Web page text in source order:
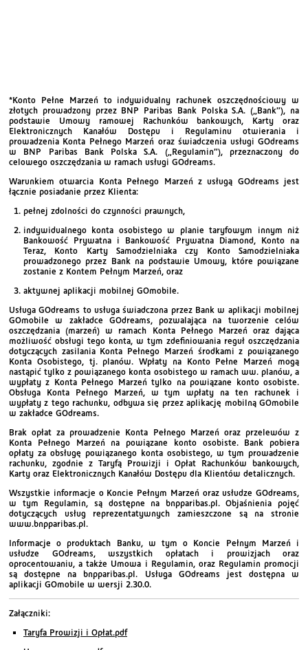
*Konto Pełne Marzeń to indywidualny rachunek oszczędnościowy w
złotych prowadzony przez BNP Paribas Bank Polska S.A. („Bank”), na
podstawie Umowy ramowej Rachunków bankowych, Karty oraz
Elektronicznych Kanałów Dostępu i Regulaminu otwierania i
prowadzenia Konta Pełnego Marzeń oraz świadczenia usługi GOdreams
w BNP Paribas Bank Polska S.A. („Regulamin”), przeznaczony do
celowego oszczędzania w ramach usługi GOdreams.
Warunkiem otwarcia Konta Pełnego Marzeń z usługą GOdreams jest
łącznie posiadanie przez Klienta:
pełnej zdolności do czynności prawnych,
indywidualnego konta osobistego w planie taryfowym innym niż
Bankowość Prywatna i Bankowość Prywatna Diamond, Konto na
Teraz, Konto Karty Samodzielniaka czy Konto Samodzielniaka
prowadzonego przez Bank na podstawie Umowy, które powiązane
zostanie z Kontem Pełnym Marzeń, oraz
aktywnej aplikacji mobilnej GOmobile.
Usługa GOdreams to usługa świadczona przez Bank w aplikacji mobilnej
GOmobile w zakładce GOdreams, pozwalająca na tworzenie celów
oszczędzania (marzeń) w ramach Konta Pełnego Marzeń oraz dająca
możliwość obsługi tego konta, w tym zdefiniowania reguł oszczędzania
dotyczących zasilania Konta Pełnego Marzeń środkami z powiązanego
Konta Osobistego, tj. planów. Wpłaty na Konto Pełne Marzeń mogą
nastąpić tylko z powiązanego konta osobistego w ramach ww. planów, a
wypłaty z Konta Pełnego Marzeń tylko na powiązane konto osobiste.
Obsługa Konta Pełnego Marzeń, w tym wpłaty na ten rachunek i
wypłaty z tego rachunku, odbywa się przez aplikację mobilną GOmobile
w zakładce GOdreams.
Brak opłat za prowadzenie Konta Pełnego Marzeń oraz przelewów z
Konta Pełnego Marzeń na powiązane konto osobiste. Bank pobiera
opłaty za obsługę powiązanego konta osobistego, w tym prowadzenie
rachunku, zgodnie z Taryfą Prowizji i Opłat Rachunków bankowych,
Karty oraz Elektronicznych Kanałów Dostępu dla Klientów detalicznych.
Wszystkie informacje o Koncie Pełnym Marzeń oraz usłudze GOdreams,
w tym Regulamin, są dostępne na bnpparibas.pl. Objaśnienia pojęć
dotyczących usług reprezentatywnych zamieszczone są na stronie
www.bnpparibas.pl.
Informacje o produktach Banku, w tym o Koncie Pełnym Marzeń i
usłudze GOdreams, wszystkich opłatach i prowizjach oraz
oprocentowaniu, a także Umowa i Regulamin, oraz Regulamin promocji
są dostępne na bnpparibas.pl. Usługa GOdreams jest dostępna w
aplikacji GOmobile w wersji 2.30.0.
Załączniki:
Taryfa Prowizji i Opłat.pdf